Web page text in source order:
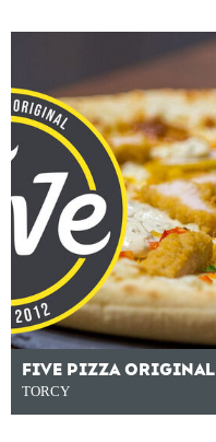
FIVE PIZZA ORIGINAL
TORCY